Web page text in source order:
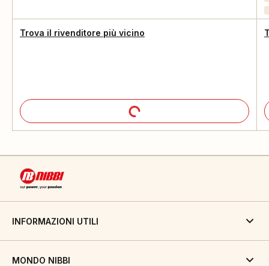
Trova il rivenditore più vicino
INFORMAZIONI UTILI
MONDO NIBBI